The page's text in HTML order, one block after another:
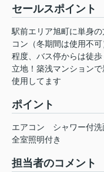
セールスポイント
駅前エリア旭町に単身
コン（冬期間は使用不
程度、バス停からは徒
立地！築浅マンション
使用してます
ポイント
エアコン シャワー付洗
全室照明付き
担当者のコメント